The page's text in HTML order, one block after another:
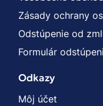
Zásady ochrany
Odstúpenie od
Formulár
Odkazy
Môj účet